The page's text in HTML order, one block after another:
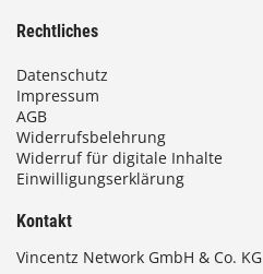
Rechtliches
Datenschutz
Impressum
AGB
Widerrufsbelehrung
Widerruf für digitale Inhalte
Einwilligungserklärung
Kontakt
Vincentz Network GmbH & Co. KG